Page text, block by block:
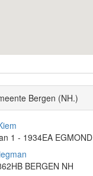
Bergen (NH.)
1 - 1934EA
BERGEN NH